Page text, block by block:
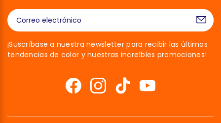
¡Suscríbase a nuestra newsletter para recibir las últimas
tendencias de color y nuestras increíbles promociones!